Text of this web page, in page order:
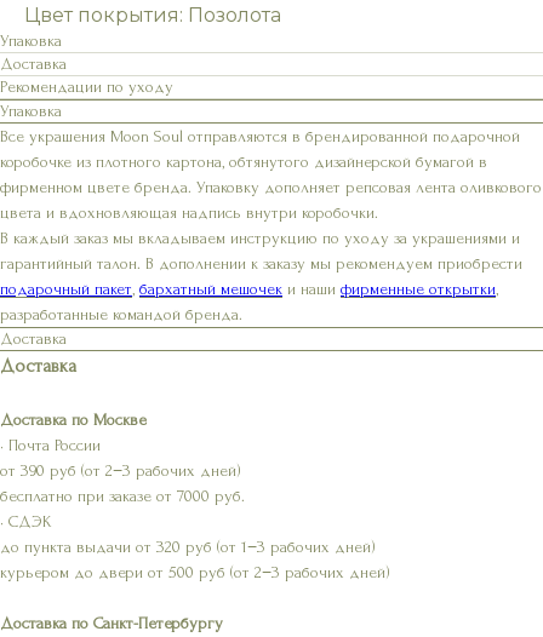
Цвет покрытия: Позолота
Упаковка
Доставка
Рекомендации по уходу
Упаковка
Все украшения Moon Soul отправляются в брендированной подарочной
коробочке из плотного картона, обтянутого дизайнерской бумагой в
фирменном цвете бренда. Упаковку дополняет репсовая лента оливкового
цвета и вдохновляющая надпись внутри коробочки.
В каждый заказ мы вкладываем инструкцию по уходу за украшениями и
гарантийный талон. В дополнении к заказу мы рекомендуем приобрести
подарочный пакет бархатный мешочек и наши фирменные открытки
разработанные командой бренда.
Доставка
Доставка
Доставка по Москве
• Почта России
от 390 руб (от 2−3 рабочих дней)
бесплатно при заказе от 7000 руб.
• СДЭК
до пункта выдачи от 320 руб (от 1−3 рабочих дней)
курьером до двери от 500 руб (от 2−3 рабочих дней)
Доставка по Санкт-Петербургу